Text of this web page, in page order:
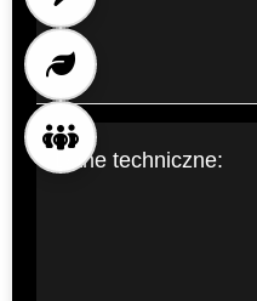
Dane techniczne: